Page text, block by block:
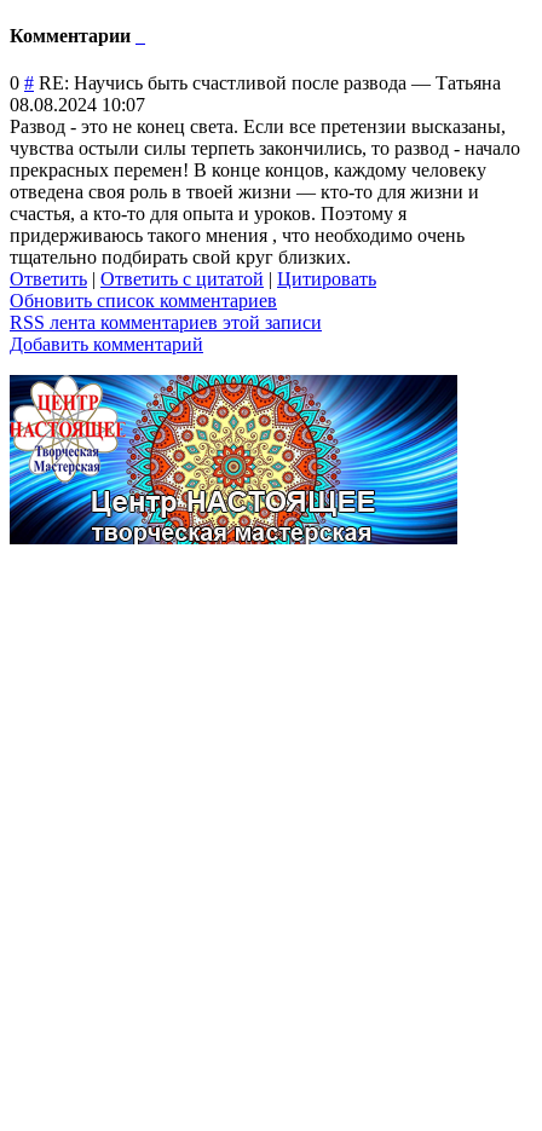
Комментарии
0 # RE: Научись быть счастливой после развода — Татьяна
08.08.2024 10:07
Развод - это не конец света. Если все претензии высказаны,
чувства остыли силы терпеть закончились, то развод - начало
прекрасных перемен! В конце концов, каждому человеку
отведена своя роль в твоей жизни — кто-то для жизни и
счастья, а кто-то для опыта и уроков. Поэтому я
придерживаюсь такого мнения , что необходимо очень
тщательно подбирать свой круг близких.
Ответить | Ответить с цитатой | Цитировать
Обновить список комментариев
RSS лента комментариев этой записи
Добавить комментарий